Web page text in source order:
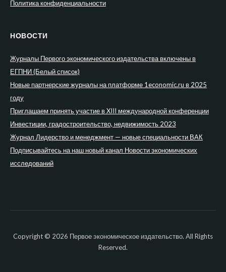
Политика конфиденциальности
НОВОСТИ
Журналы Первого экономического издательства включены в
ЕГПНИ (Белый список)
Новые партнерские журналы на платформе 1economic.ru в 2025
году
Приглашаем принять участие в XIII международной конференции
Инвестиции, градостроительство, недвижимость 2023
Журнал Лидерство и менеджмент — новые специальности ВАК
Подписывайтесь на наш новый канал Новости экономических
исследований
Copyright © 2026 Первое экономическое издательство. All Rights
Reserved.